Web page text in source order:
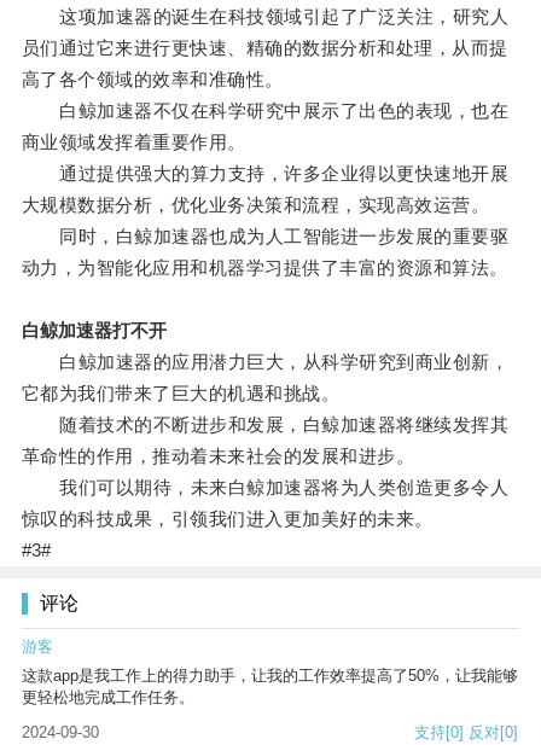
这项加速器的诞生在科技领域引起了广泛关注，研究人
员们通过它来进行更快速、精确的数据分析和处理，从而提
高了各个领域的效率和准确性。
白鲸加速器不仅在科学研究中展示了出色的表现，也在
商业领域发挥着重要作用。
通过提供强大的算力支持，许多企业得以更快速地开展
大规模数据分析，优化业务决策和流程，实现高效运营。
同时，白鲸加速器也成为人工智能进一步发展的重要驱
动力，为智能化应用和机器学习提供了丰富的资源和算法。
白鲸加速器打不开
白鲸加速器的应用潜力巨大，从科学研究到商业创新，
它都为我们带来了巨大的机遇和挑战。
随着技术的不断进步和发展，白鲸加速器将继续发挥其
革命性的作用，推动着未来社会的发展和进步。
我们可以期待，未来白鲸加速器将为人类创造更多令人
惊叹的科技成果，引领我们进入更加美好的未来。
#3#
评论
游客
这款app是我工作上的得力助手，让我的工作效率提高了50%，让我能够
更轻松地完成工作任务。
2024-09-30
支持[0] 反对[0]